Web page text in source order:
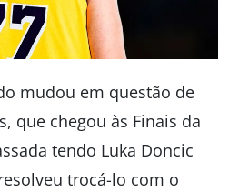
mudou em questão de
que chegou às Finais da
tendo Luka Doncic
trocá-lo com o